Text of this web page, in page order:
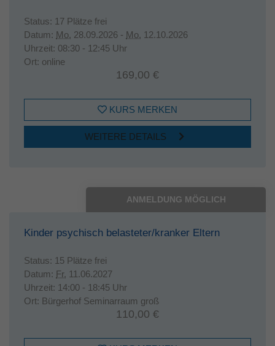
Status: 17 Plätze frei
Datum: Mo. 28.09.2026 - Mo. 12.10.2026
Uhrzeit: 08:30 - 12:45 Uhr
Ort: online
169,00 €
KURS MERKEN
WEITERE DETAILS
ANMELDUNG MÖGLICH
Kinder psychisch belasteter/kranker Eltern
Status: 15 Plätze frei
Datum: Fr. 11.06.2027
Uhrzeit: 14:00 - 18:45 Uhr
Ort: Bürgerhof Seminarraum groß
110,00 €